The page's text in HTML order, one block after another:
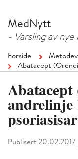
MedNytt
- Varsling av
Forside
Abatacept
andrelinje
Publisert 20.02.2017